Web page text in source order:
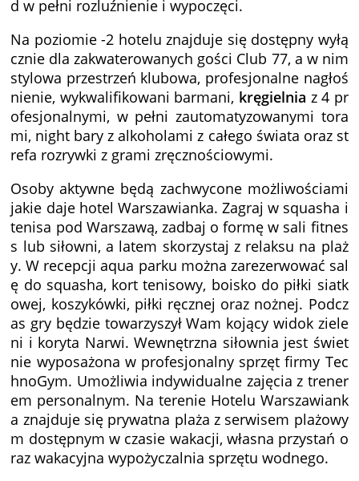
d w pełni rozluźnienie i wypoczęci.
Na poziomie -2 hotelu znajduje się dostępny wyłą
cznie dla zakwaterowanych gości Club 77, a w nim
stylowa przestrzeń klubowa, profesjonalne nagłoś
nienie, wykwalifikowani barmani, kręgielnia z 4 pr
ofesjonalnymi, w pełni zautomatyzowanymi tora
mi, night bary z alkoholami z całego świata oraz st
refa rozrywki z grami zręcznościowymi.
Osoby aktywne będą zachwycone możliwościami
jakie daje hotel Warszawianka. Zagraj w squasha i
tenisa pod Warszawą, zadbaj o formę w sali fitnes
s lub siłowni, a latem skorzystaj z relaksu na plaż
y. W recepcji aqua parku można zarezerwować sal
ę do squasha, kort tenisowy, boisko do piłki siatk
owej, koszykówki, piłki ręcznej oraz nożnej. Podcz
as gry będzie towarzyszył Wam kojący widok ziele
ni i koryta Narwi. Wewnętrzna siłownia jest świet
nie wyposażona w profesjonalny sprzęt firmy Tec
hnoGym. Umożliwia indywidualne zajęcia z trener
em personalnym. Na terenie Hotelu Warszawiank
a znajduje się prywatna plaża z serwisem plażowy
m dostępnym w czasie wakacji, własna przystań o
raz wakacyjna wypożyczalnia sprzętu wodnego.